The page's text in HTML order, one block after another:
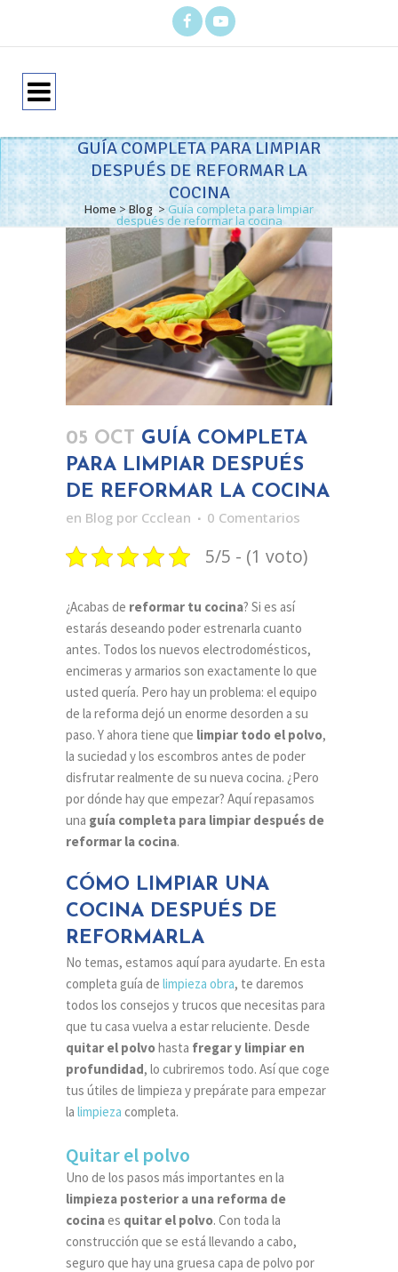
GUÍA COMPLETA PARA LIMPIAR
DESPUÉS DE REFORMAR LA
COCINA
Home>Blog>Guía completa para limpiar
después de reformar la cocina
05 OCT GUÍA COMPLETA
PARA LIMPIAR DESPUÉS
DE REFORMAR LA COCINA
en Blog por Ccclean 0 Comentarios
5/5 - (1 voto)
¿Acabas de reformar tu cocina? Si es así
estarás deseando poder estrenarla cuanto
antes. Todos los nuevos electrodomésticos,
encimeras y armarios son exactamente lo que
usted quería. Pero hay un problema: el equipo
de la reforma dejó un enorme desorden a su
paso. Y ahora tiene que limpiar todo el polvo,
la suciedad y los escombros antes de poder
disfrutar realmente de su nueva cocina. ¿Pero
por dónde hay que empezar? Aquí repasamos
una guía completa para limpiar después de
reformar la cocina.
CÓMO LIMPIAR UNA
COCINA DESPUÉS DE
REFORMARLA
No temas, estamos aquí para ayudarte. En esta
completa guía de limpieza obra, te daremos
todos los consejos y trucos que necesitas para
que tu casa vuelva a estar reluciente. Desde
quitar el polvohasta fregar y limpiar en
profundidad, lo cubriremos todo. Así que coge
tus útiles de limpieza y prepárate para empezar
la limpieza completa.
Quitar el polvo
Uno de los pasos más importantes en la
limpieza posterior a una reforma de
cocinaes quitar el polvo. Con toda la
construcción que se está llevando a cabo,
seguro que hay una gruesa capa de polvo por